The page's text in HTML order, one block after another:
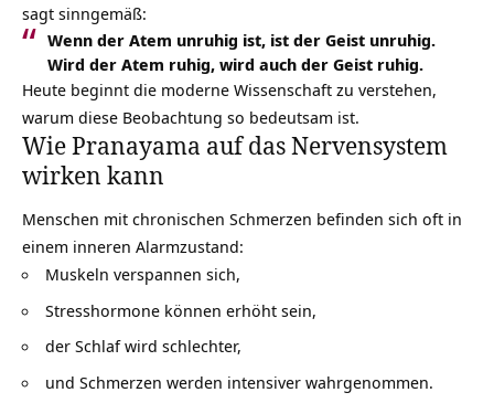
sagt sinngemäß:
Wenn der Atem unruhig ist, ist der Geist unruhig.
Wird der Atem ruhig, wird auch der Geist ruhig.
Heute beginnt die moderne Wissenschaft zu verstehen,
warum diese Beobachtung so bedeutsam ist.
Wie Pranayama auf das Nervensystem
wirken kann
Menschen mit chronischen Schmerzen befinden sich oft in
einem inneren Alarmzustand:
Muskeln verspannen sich,
Stresshormone können erhöht sein,
der Schlaf wird schlechter,
und Schmerzen werden intensiver wahrgenommen.